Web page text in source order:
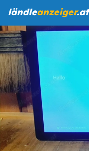
ländleanzeiger.at